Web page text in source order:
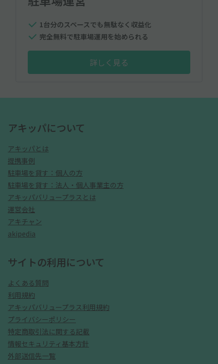
1台分のスペースでも無駄なく収益化
完全無料で駐車場運用を始められる
詳しく見る
アキッパについて
アキッパとは
提携事例
駐車場を貸す：個人の方
駐車場を貸す：法人・個人事業主の方
アキッパバリュープラスとは
運営会社
アキチャン
akipedia
サイトの利用について
よくある質問
利用規約
アキッパバリュープラス利用規約
プライバシーポリシー
特定商取引法に関する記載
情報セキュリティ基本方針
外部送信先一覧